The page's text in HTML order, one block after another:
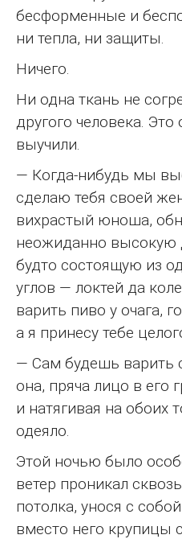
бесформенные и
ни тепла, ни защиты.
Ничего.
Ни одна ткань не
другого человека.
выучили.
— Когда-нибудь мы
сделаю тебя своей
вихрастый юноша,
неожиданно высокую
будто состоящую из
углов — локтей да
варить пиво у очага,
а я принесу тебе
— Сам будешь варить
она, пряча лицо в его
и натягивая на обоих
одеяло.
Этой ночью было
ветер проникал
потолка, унося с
вместо него крупицы